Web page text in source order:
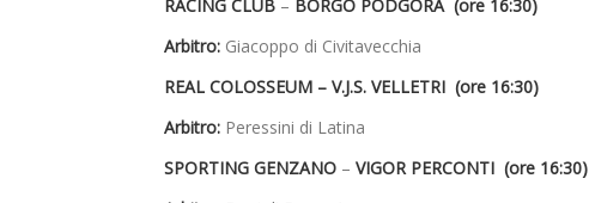
RACING CLUB – BORGO PODGORA (ore 16:30)
Arbitro: Giacoppo di Civitavecchia
REAL COLOSSEUM – V.J.S. VELLETRI (ore 16:30)
Arbitro: Peressini di Latina
SPORTING GENZANO – VIGOR PERCONTI (ore 16:30)